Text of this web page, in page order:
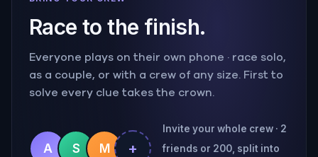
Race to the finish.
Everyone plays on their own phone · race solo,
as a couple, or with a crew of any size. First to
solve every clue takes the crown.
A S M +
Invite your whole crew · 2
friends or 200, split into